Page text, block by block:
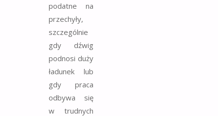
podatne na
przechyły,
szczególnie
gdy dźwig
podnosi duży
ładunek lub
gdy praca
odbywa się
w trudnych